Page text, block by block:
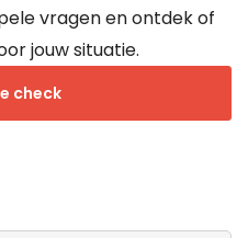
vragen en ontdek of
jouw situatie.
check